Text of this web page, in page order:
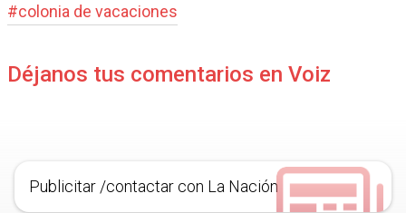
#colonia de vacaciones
Déjanos tus comentarios en Voiz
Publicitar /contactar con La Nación